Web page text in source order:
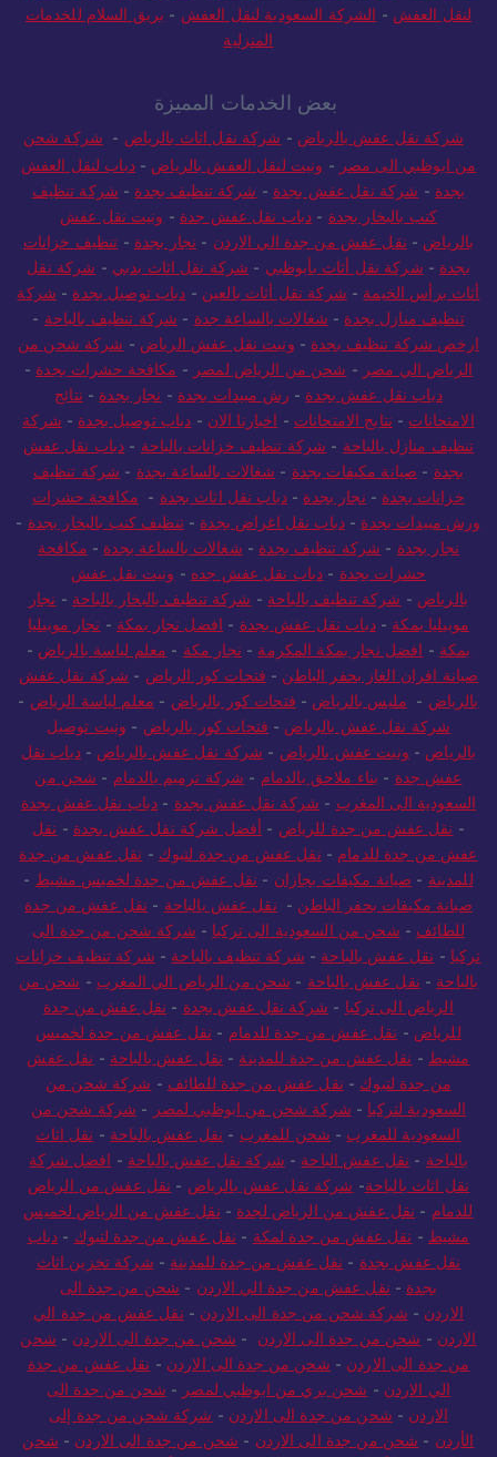
لنقل العفش - الشركة السعودية لنقل العفش - بريق السلام للخدمات
المنزلية
بعض الخدمات المميزة
شركة نقل عفش بالرياض - شركة نقل اثاث بالرياض - شركة شحن
من ابوظبي الى مصر - ونيت لنقل العفش بالرياض -دباب لنقل العفش
بجدة - شركة نقل عفش بجدة - شركة تنظيف بجدة - شركة تنظيف
كنب بالبخار بجدة - دباب نقل عفش جدة - ونيت نقل عفش
بالرياض - نقل عفش من جدة الي الاردن - نجار بجدة - تنظيف خزانات
بجدة - شركة نقل أثاث بأبوظبي - شركة نقل اثاث بدبي - شركة نقل
أثاث برأس الخيمة - شركة نقل أثاث بالعين - دباب توصيل بجدة - شركة
تنظيف منازل بجدة - شغالات بالساعة جدة - شركة تنظيف بالباحة -
ارخص شركة تنظيف بجدة - ونيت نقل عفش الرياض - شركة شحن من
الرياض الي مصر - شحن من الرياض لمصر - مكافحة حشرات بجدة -
دباب نقل عفش بجدة - رش مبيدات بجدة - نجار بجدة - نتائج
الامتحانات - نتايج الامتحانات - اخبارنا الان - دباب توصيل بجدة - شركة
تنظيف منازل بالباحة - شركة تنظيف خزانات بالباحة - دباب نقل عفش
بجدة - صيانة مكيفات بجدة - شغالات بالساعة بجدة - شركة تنظيف
خزانات بجدة - نجار بجدة - دباب نقل اثاث بجدة - مكافحة حشرات
ورش مبيدات بجدة -دباب نقل اغراض بجدة -تنظيف كنب بالبخار بجدة -
نجار بجدة - شركة تنظيف بجدة - شغالات بالساعة بجدة - مكافحة
حشرات بجدة - دباب نقل عفش جده - ونيت نقل عفش
بالرياض - شركة تنظيف بالباحة - شركة تنظيف بالبخار بالباحة - نجار
موبيليا بمكة -دباب نقل عفش بجدة - افضل نجار بمكة - نجار موبيليا
بمكة - افضل نجار بمكة المكرمة - نجار مكة - معلم لياسة بالرياض -
صيانة افران الغاز بحفر الباطن - فتحات كور الرياض - شركة نقل عفش
بالرياض - مليس بالرياض - فتحات كور بالرياض - معلم لياسة الرياض -
شركة نقل عفش بالرياض - فتحات كور بالرياض - ونيت توصيل
بالرياض - ونيت عفش بالرياض - شركة نقل عفش بالرياض -دباب نقل
عفش جدة - بناء ملاحق بالدمام - شركة ترميم بالدمام - شحن من
السعودية الى المغرب - شركة نقل عفش بجدة - دباب نقل عفش بجدة
- نقل عفش من جدة للرياض - أفضل شركة نقل عفش بجدة - نقل
عفش من جدة للدمام - نقل عفش من جدة لتبوك - نقل عفش من جدة
للمدينة - صيانة مكيفات بجازان - نقل عفش من جدة لخميس مشيط -
صيانة مكيفات بحفر الباطن - نقل عفش بالباحة - نقل عفش من جدة
للطائف - شحن من السعودية الى تركيا - شركة شحن من جدة الى
تركيا - نقل عفش بالباحة - شركة تنظيف بالباحة - شركة تنظيف خزانات
بالباحة - نقل عفش بالباحة - شحن من الرياض الي المغرب - شحن من
الرياض الى تركيا - شركة نقل عفش بجدة - نقل عفش من جدة
للرياض - نقل عفش من جدة للدمام - نقل عفش من جدة لخميس
مشيط - نقل عفش من جدة للمدينة - نقل عفش بالباحة - نقل عفش
من جدة لتبوك - نقل عفش من جدة للطائف - شركة شحن من
السعودية لتركيا - شركة شحن من ابوظبي لمصر - شركة شحن من
السعودية للمغرب - شحن للمغرب - نقل عفش بالباحة - نقل اثاث
بالباحة - نقل عفش الباحة - شركة نقل عفش بالباحة - افضل شركة
نقل اثاث بالباحة- شركة نقل عفش بالرياض - نقل عفش من الرياض
للدمام - نقل عفش من الرياض لجدة - نقل عفش من الرياض لخميس
مشيط - نقل عفش من جدة لمكة - نقل عفش من جدة لتبوك - دباب
نقل عفش بجدة - نقل عفش من جدة للمدينة - شركة تخزين اثاث
بجدة - نقل عفش من جدة الي الاردن - شحن من جدة الى
الاردن - شركة شحن من جدة الى الاردن - نقل عفش من جدة الي
الاردن - شحن من جدة الى الاردن - شحن من جدة الى الاردن - شحن
من جدة الى الاردن - شحن من جدة الى الاردن - نقل عفش من جدة
الي الاردن - شحن بري من ابوظبي لمصر - شحن من جدة الى
الاردن - شحن من جدة الى الاردن - شركة شحن من جدة إلى
الأردن - شحن من جدة الى الاردن - شحن من جدة الى الاردن - شحن